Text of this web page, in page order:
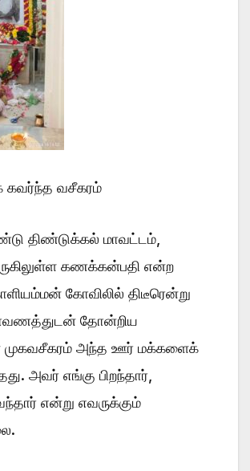
கவர்ந்த வசீகரம்
திண்டுக்கல் மாவட்டம்,
கணக்கன்பதி என்ற
கோவிலில் திடீரென்று
தோன்றிய
முகவசீகரம் அந்த ஊர் மக்களைக்
அவர் எங்கு பிறந்தார்,
என்று எவருக்கும்